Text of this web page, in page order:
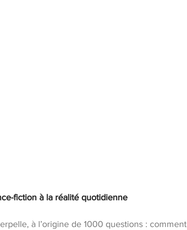
fiction à la réalité quotidienne
à l’origine de 1000 questions : comment